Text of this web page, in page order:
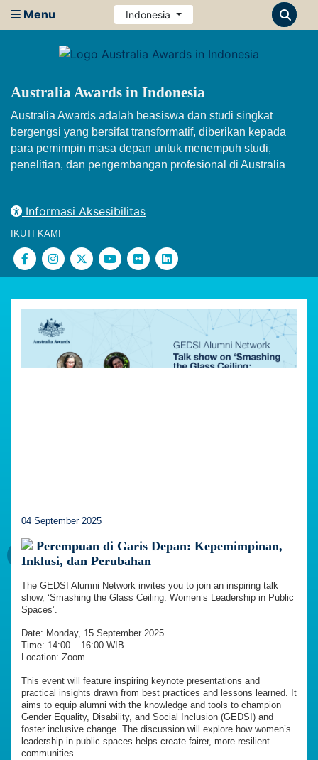
Menu Indonesia
Australia Awards in Indonesia
Australia Awards adalah beasiswa dan studi singkat
bergengsi yang bersifat transformatif, diberikan kepada
para pemimpin masa depan untuk menempuh studi,
penelitian, dan pengembangan profesional di Australia
Informasi Aksesibilitas
IKUTI KAMI
04 September 2025
Perempuan di Garis Depan: Kepemimpinan,
Inklusi, dan Perubahan
The GEDSI Alumni Network invites you to join an inspiring talk
show, ‘Smashing the Glass Ceiling: Women’s Leadership in Public
Spaces’.
Date: Monday, 15 September 2025
Time: 14:00 – 16:00 WIB
Location: Zoom
This event will feature inspiring keynote presentations and
practical insights drawn from best practices and lessons learned. It
aims to equip alumni with the knowledge and tools to champion
Gender Equality, Disability, and Social Inclusion (GEDSI) and
foster inclusive change. The discussion will explore how women’s
leadership in public spaces helps create fairer, more resilient
communities.